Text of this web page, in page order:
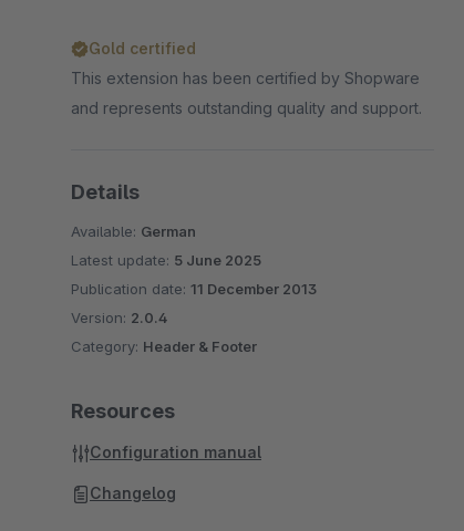
Gold certified
This extension has been certified by Shopware
and represents outstanding quality and support.
Details
Available: German
Latest update: 5 June 2025
Publication date: 11 December 2013
Version: 2.0.4
Category: Header & Footer
Resources
Configuration manual
Changelog